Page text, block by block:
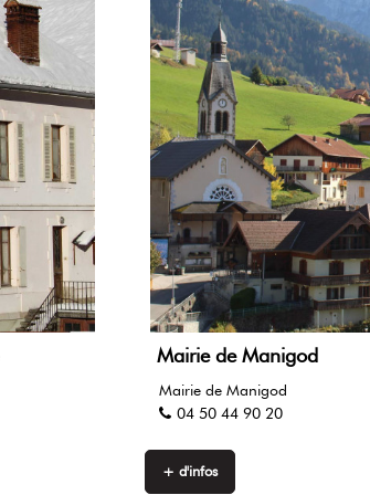
Mairie de Manigod
Mairie de Manigod
04 50 44 90 20
+ d'infos